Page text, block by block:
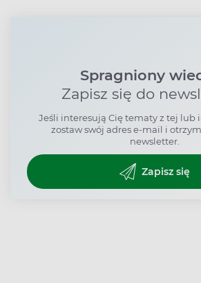
Spragniony
Zapisz się do
Jeśli interesują Cię tematy z tej lub
zostaw swój adres e-mail i
newsletter.
Zapisz się